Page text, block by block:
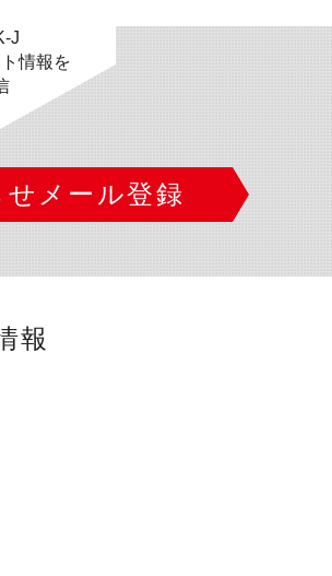
J
情報を
メール登録
報